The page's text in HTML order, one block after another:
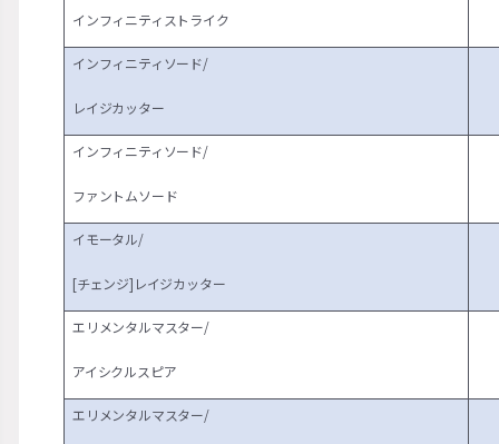
インフィニティストライク
インフィニティソード/
レイジカッター
インフィニティソード/
ファントムソード
イモータル/
[チェンジ]レイジカッター
エリメンタルマスター/
アイシクルスピア
エリメンタルマスター/